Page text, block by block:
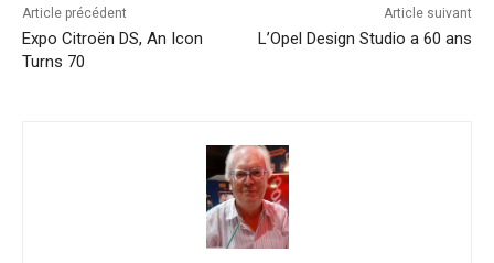
Article précédent
Expo Citroën DS, An Icon
Turns 70
Article suivant
L’Opel Design Studio a 60 ans